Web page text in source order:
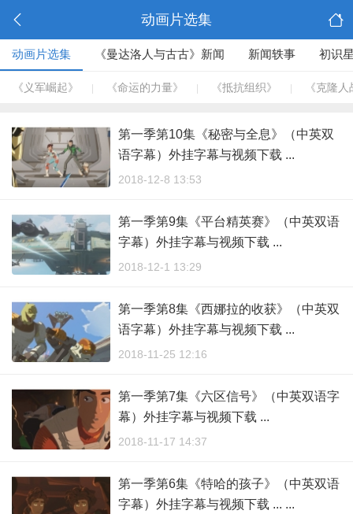
动画片选集
动画片选集 《曼达洛人与古古》新闻 新闻轶事 初识
《义军崛起》 《命运的力量》 《抵抗组织》 《克隆
第一季第10集《秘密与全息》（中英双
语字幕）外挂字幕与视频下载 ...
2018-12-8 13:53
第一季第9集《平台精英赛》（中英双语
字幕）外挂字幕与视频下载 ...
2018-12-1 13:29
第一季第8集《西娜拉的收获》（中英双
语字幕）外挂字幕与视频下载 ...
2018-11-25 12:16
第一季第7集《六区信号》（中英双语字
幕）外挂字幕与视频下载 ...
2018-11-17 14:37
第一季第6集《特哈的孩子》（中英双语
字幕）外挂字幕与视频下载 ... ...